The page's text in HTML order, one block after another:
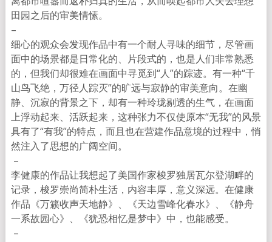
田园之后的审美情愫。
–
细心的观众会发现作品中有一个耐人寻味的细节，尽管画
面中的场景都是日常化的、片段式的，也是人们非常熟悉
的，但我们却很难在画面中寻觅到“人”的踪迹。有一种“千
山鸟飞绝，万径人踪灭”的旷远与寂静的审美意向。在幽
静、沉寂的背景之下，却有一种玲珑剔透的生气，在画面
上浮动起来、活跃起来， 这种张力不仅使原本“无我”的风景
具有了“有我”的特点，而且也在营建作品意境的过程中，悄
然注入了思想的广阔空间。
–
李健康的作品让我想起了美国作家梭罗独居瓦尔登湖畔的
记录，梭罗崇尚简朴生活，内容丰厚，意义深远。在健康
作品 《万籁收声天地静》、 《天边雪峰化春水》、 《静舟
一系故园心》、 《犹恐相忆是梦中》中，也能感受。
–